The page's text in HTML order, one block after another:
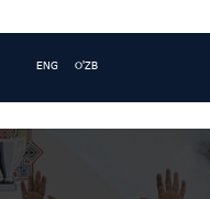
ENG O'ZB